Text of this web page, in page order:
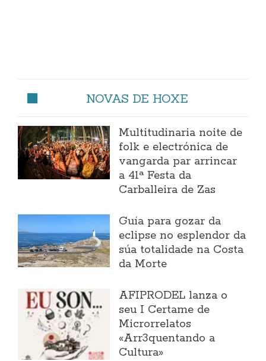
NOVAS DE HOXE
Multitudinaria noite de
folk e electrónica de
vangarda par arrincar
a 41ª Festa da
Carballeira de Zas
Guía para gozar da
eclipse no esplendor da
súa totalidade na Costa
da Morte
AFIPRODEL lanza o
seu I Certame de
Microrrelatos
«Arr3quentando a
Cultura»